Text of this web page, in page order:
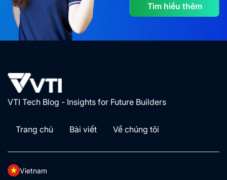
Tìm hiểu thêm
VTI Tech Blog - Insights for Future Builders
Trang chủ Bài viết Về chúng tôi
Vietnam